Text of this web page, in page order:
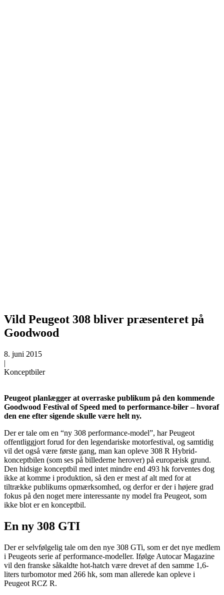
Vild Peugeot 308 bliver præsenteret på
Goodwood
8. juni 2015
|
Konceptbiler
Peugeot planlægger at overraske publikum på den kommende
Goodwood Festival of Speed med to performance-biler – hvoraf
den ene efter sigende skulle være helt ny.
Der er tale om en “ny 308 performance-model”, har Peugeot
offentliggjort forud for den legendariske motorfestival, og samtidig
vil det også være første gang, man kan opleve 308 R Hybrid-
konceptbilen (som ses på billederne herover) på europæisk grund.
Den hidsige konceptbil med intet mindre end 493 hk forventes dog
ikke at komme i produktion, så den er mest af alt med for at
tiltrække publikums opmærksomhed, og derfor er der i højere grad
fokus på den noget mere interessante ny model fra Peugeot, som
ikke blot er en konceptbil.
En ny 308 GTI
Der er selvfølgelig tale om den nye 308 GTi, som er det nye medlem
i Peugeots serie af performance-modeller. Ifølge Autocar Magazine
vil den franske såkaldte hot-hatch være drevet af den samme 1,6-
liters turbomotor med 266 hk, som man allerede kan opleve i
Peugeot RCZ R.